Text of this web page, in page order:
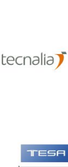
Tecnalia
Tesa